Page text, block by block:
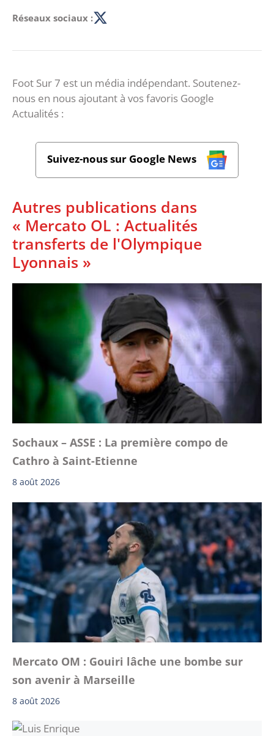
Réseaux sociaux :
Foot Sur 7 est un média indépendant. Soutenez-
nous en nous ajoutant à vos favoris Google
Actualités :
Suivez-nous sur Google News
Autres publications dans
« Mercato OL : Actualités
transferts de l'Olympique
Lyonnais »
Sochaux – ASSE : La première compo de
Cathro à Saint-Etienne
8 août 2026
Mercato OM : Gouiri lâche une bombe sur
son avenir à Marseille
8 août 2026